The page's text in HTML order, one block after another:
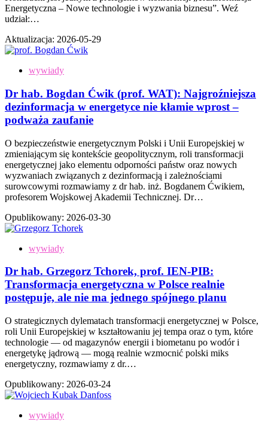
Energetyczna – Nowe technologie i wyzwania biznesu”. Weź
udział:…
Aktualizacja: 2026-05-29
wywiady
Dr hab. Bogdan Ćwik (prof. WAT): Najgroźniejsza
dezinformacja w energetyce nie kłamie wprost –
podważa zaufanie
O bezpieczeństwie energetycznym Polski i Unii Europejskiej w
zmieniającym się kontekście geopolitycznym, roli transformacji
energetycznej jako elementu odporności państw oraz nowych
wyzwaniach związanych z dezinformacją i zależnościami
surowcowymi rozmawiamy z dr hab. inż. Bogdanem Ćwikiem,
profesorem Wojskowej Akademii Technicznej. Dr…
Opublikowany: 2026-03-30
wywiady
Dr hab. Grzegorz Tchorek, prof. IEN-PIB:
Transformacja energetyczna w Polsce realnie
postępuje, ale nie ma jednego spójnego planu
O strategicznych dylematach transformacji energetycznej w Polsce,
roli Unii Europejskiej w kształtowaniu jej tempa oraz o tym, które
technologie — od magazynów energii i biometanu po wodór i
energetykę jądrową — mogą realnie wzmocnić polski miks
energetyczny, rozmawiamy z dr.…
Opublikowany: 2026-03-24
wywiady